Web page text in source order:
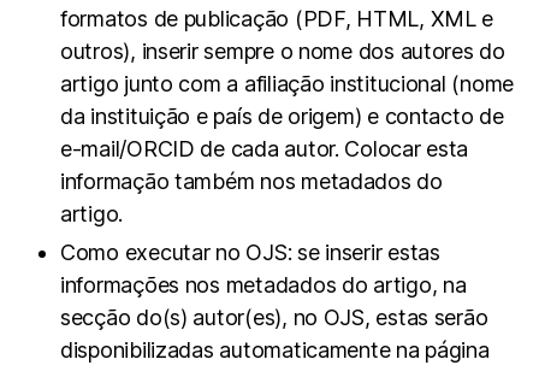
formatos de publicação (PDF, HTML, XML e
outros), inserir sempre o nome dos autores do
artigo junto com a afiliação institucional (nome
da instituição e país de origem) e contacto de
e-mail/ORCID de cada autor. Colocar esta
informação também nos metadados do
artigo.
Como executar no OJS: se inserir estas
informações nos metadados do artigo, na
secção do(s) autor(es), no OJS, estas serão
disponibilizadas automaticamente na página